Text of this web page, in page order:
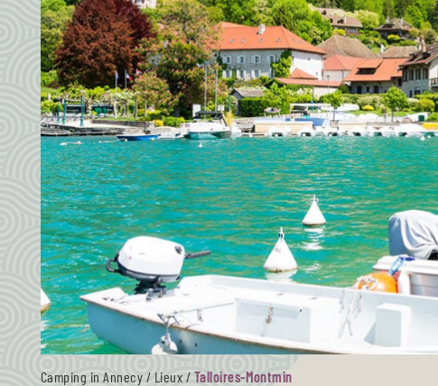
Camping in Annecy / Lieux / Talloires-Montmin